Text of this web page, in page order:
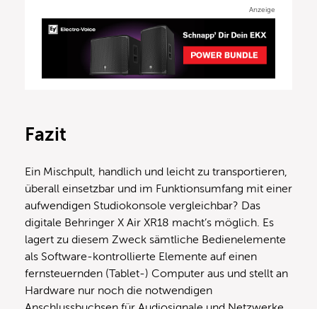
Anzeige
Fazit
Ein Mischpult, handlich und leicht zu transportieren,
überall einsetzbar und im Funktionsumfang mit einer
aufwendigen Studiokonsole vergleichbar? Das
digitale Behringer X Air XR18 macht’s möglich. Es
lagert zu diesem Zweck sämtliche Bedienelemente
als Software-kontrollierte Elemente auf einen
fernsteuernden (Tablet-) Computer aus und stellt an
Hardware nur noch die notwendigen